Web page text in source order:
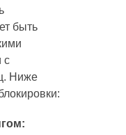
быть
с
Ниже